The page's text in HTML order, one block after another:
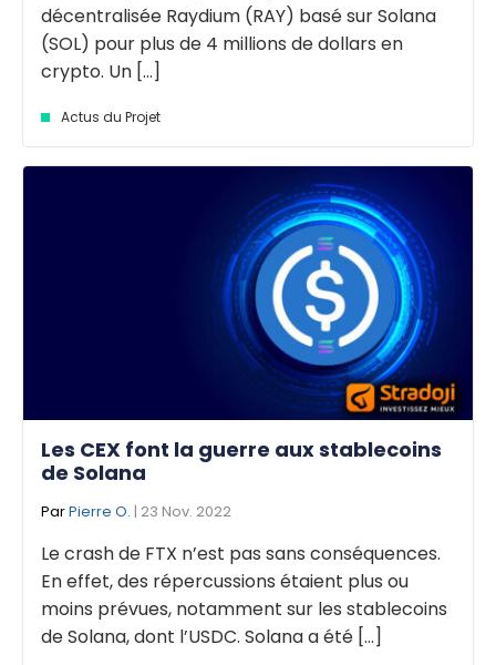
décentralisée Raydium (RAY) basé sur Solana
(SOL) pour plus de 4 millions de dollars en
crypto. Un [...]
Actus du Projet
Les CEX font la guerre aux stablecoins
de Solana
ParPierre O. | 23 Nov. 2022
Le crash de FTX n’est pas sans conséquences.
En effet, des répercussions étaient plus ou
moins prévues, notamment sur les stablecoins
de Solana, dont l’USDC. Solana a été [...]